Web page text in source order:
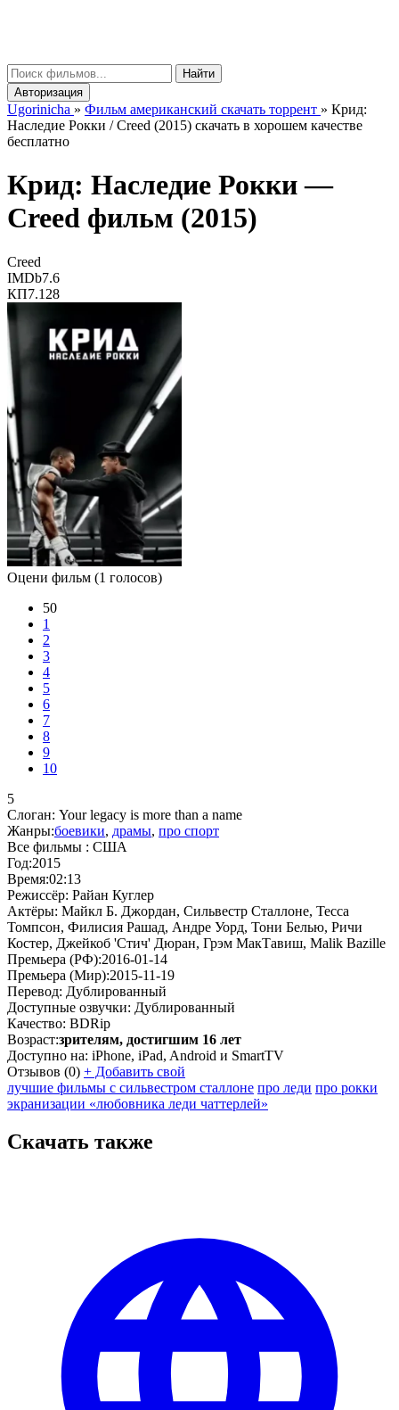
Найти
Авторизация
Ugorinicha » Фильм американский скачать торрент » Крид:
Наследие Рокки / Creed (2015) скачать в хорошем качестве
бесплатно
Крид: Наследие Рокки —
Creed фильм (2015)
Creed
IMDb7.6
КП7.128
Оцени фильм (1 голосов)
50
1
2
3
4
5
6
7
8
9
10
5
Слоган: Your legacy is more than a name
Жанры:боевики, драмы, про спорт
Все фильмы : США
Год:2015
Время:02:13
Режиссёр: Райан Куглер
Актёры: Майкл Б. Джордан, Сильвестр Сталлоне, Тесса
Томпсон, Филисия Рашад, Андре Уорд, Тони Белью, Ричи
Костер, Джейкоб 'Стич' Дюран, Грэм МакТавиш, Malik Bazille
Премьера (РФ):2016-01-14
Премьера (Мир):2015-11-19
Перевод: Дублированный
Доступные озвучки: Дублированный
Качество: BDRip
Возраст:зрителям, достигшим 16 лет
Доступно на: iPhone, iPad, Android и SmartTV
Отзывов (0) + Добавить свой
лучшие фильмы с сильвестром сталлоне про леди про рокки
экранизации «любовника леди чаттерлей»
Скачать также